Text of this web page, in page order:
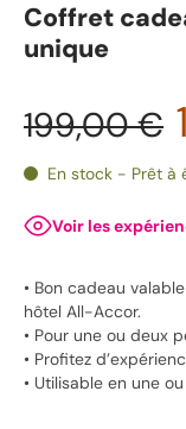
Coffret
unique
199,00 €
En stock - Prêt à
Voir les
• Bon cadeau
hôtel All-Accor.
• Pour une ou deux
• Profitez
• Utilisable en une